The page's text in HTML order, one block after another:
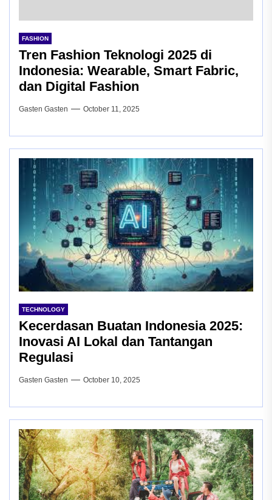
FASHION
Tren Fashion Teknologi 2025 di
Indonesia: Wearable, Smart Fabric,
dan Digital Fashion
Gasten Gasten October 11, 2025
TECHNOLOGY
Kecerdasan Buatan Indonesia 2025:
Inovasi AI Lokal dan Tantangan
Regulasi
Gasten Gasten October 10, 2025